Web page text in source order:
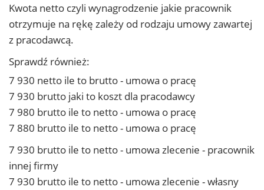
Kwota netto czyli wynagrodzenie jakie pracownik
otrzymuje na rękę zależy od rodzaju umowy zawartej
z pracodawcą.
Sprawdź również:
7 930 netto ile to brutto - umowa o pracę
7 930 brutto jaki to koszt dla pracodawcy
7 980 brutto ile to netto - umowa o pracę
7 880 brutto ile to netto - umowa o pracę
7 930 brutto ile to netto - umowa zlecenie - pracownik
innej firmy
7 930 brutto ile to netto - umowa zlecenie - własny